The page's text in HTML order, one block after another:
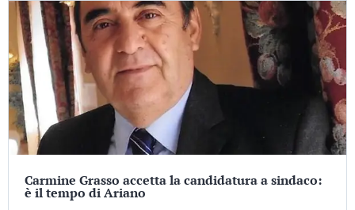
Carmine Grasso accetta la candidatura a sindaco:
è il tempo di Ariano